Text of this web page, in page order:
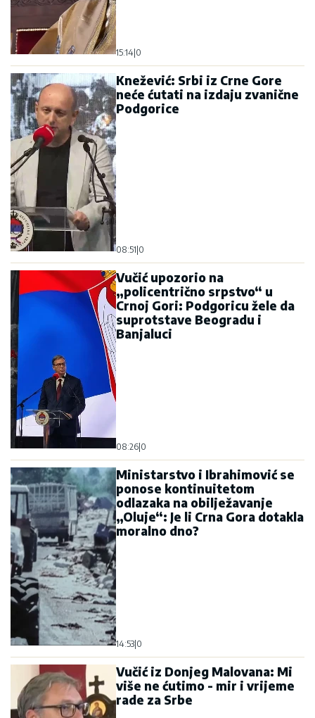
15:14|0
Knežević: Srbi iz Crne Gore
neće ćutati na izdaju zvanične
Podgorice
08:51|0
Vučić upozorio na
„policentrično srpstvo“ u
Crnoj Gori: Podgoricu žele da
suprotstave Beogradu i
Banjaluci
08:26|0
Ministarstvo i Ibrahimović se
ponose kontinuitetom
odlazaka na obilježavanje
„Oluje“: Je li Crna Gora dotakla
moralno dno?
14:53|0
Vučić iz Donjeg Malovana: Mi
više ne ćutimo - mir i vrijeme
rade za Srbe